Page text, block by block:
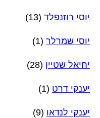
יוסי רוזנפלד (13)
יוסי שמרלר (1)
יחיאל שטיין (28)
יענקי דרט (1)
יענקי לנדאו (9)